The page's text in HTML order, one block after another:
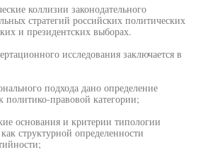
коллизии законодательного
стратегий российских политических
и президентских выборах.
исследования заключается в
подхода дано определение
политико-правовой категории;
основания и критерии типологии
структурной определенности